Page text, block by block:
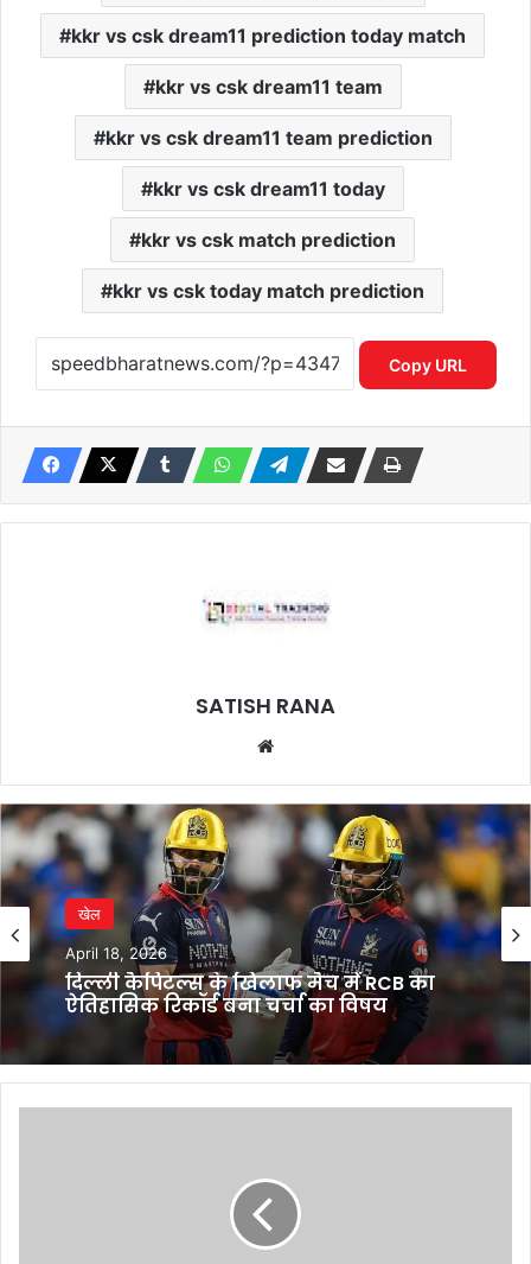
kkr vs csk dream11 prediction today match
kkr vs csk dream11 team
kkr vs csk dream11 team prediction
kkr vs csk dream11 today
kkr vs csk match prediction
kkr vs csk today match prediction
Copy URL
SATISH RANA
खेल
April 18, 2026
दिल्ली कैपिटल्स के खिलाफ मैच में RCB का
ऐतिहासिक रिकॉर्ड बना चर्चा का विषय